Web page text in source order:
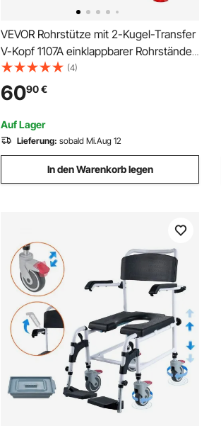
VEVOR Rohrstütze mit 2-Kugel-Transfer
V-Kopf 1107A einklappbarer Rohrständer
2,04 t Rohrstange höhenverstellbar
(4)
6090€
Auf Lager
Lieferung: sobald Mi.Aug 12
In den Warenkorb legen